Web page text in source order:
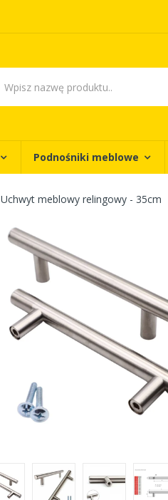
Podnośniki meblowe
Uchwyt meblowy relingowy - 35cm